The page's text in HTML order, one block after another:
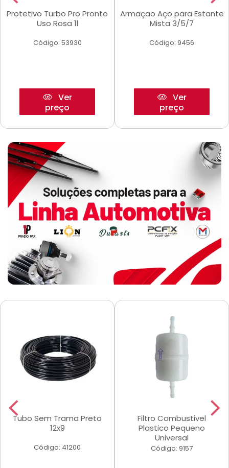
Protetivo Turbo Pro Pronto
Uso Rosa 1l
Código: 53930
Ver
preço
Armaçao Aço para Estante
Mista 3/5/7
Código: 9456
Ver
preço
Tubo Sem Trama Preto
12x9
Código: 41200
Filtro Combustivel
Plastico Pequeno
Universal
Código: 9157